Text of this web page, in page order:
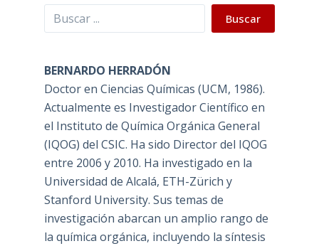
Buscar Buscar
BERNARDO HERRADÓN
Doctor en Ciencias Químicas (UCM, 1986).
Actualmente es Investigador Científico en
el Instituto de Química Orgánica General
(IQOG) del CSIC. Ha sido Director del IQOG
entre 2006 y 2010. Ha investigado en la
Universidad de Alcalá, ETH-Zürich y
Stanford University. Sus temas de
investigación abarcan un amplio rango de
la química orgánica, incluyendo la síntesis